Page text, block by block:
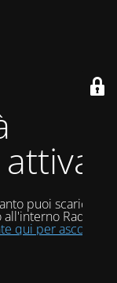
puoi scaricare
Radio
qui per ascoltarci!